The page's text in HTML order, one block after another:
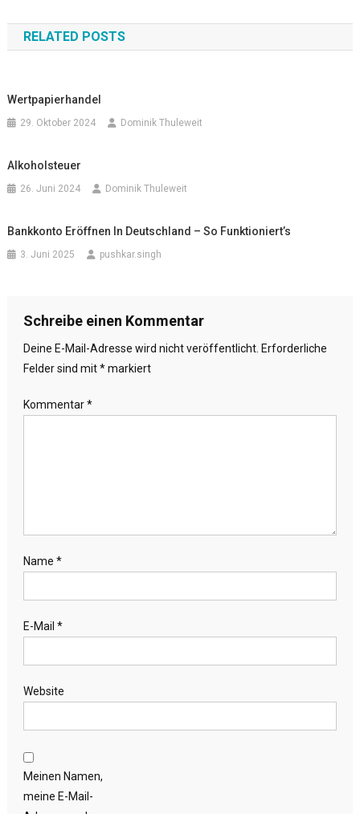
Navigation
RELATED POSTS
Wertpapierhandel
29. Oktober 2024 Dominik Thuleweit
Alkoholsteuer
26. Juni 2024 Dominik Thuleweit
Bankkonto Eröffnen In Deutschland – So Funktioniert’s
3. Juni 2025 pushkar.singh
Schreibe einen Kommentar
Deine E-Mail-Adresse wird nicht veröffentlicht. Erforderliche
Felder sind mit*markiert
Kommentar*
Name *
E-Mail *
Website
Meinen Namen,
meine E-Mail-